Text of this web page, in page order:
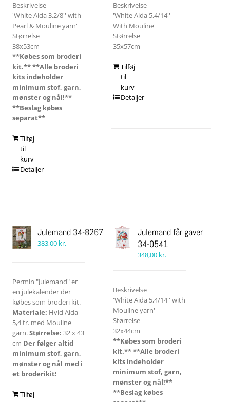
Beskrivelse
'White Aida 3,2/8'' with
Pearl & Mouline yarn'
Størrelse
38x53cm
**Købes som broderi
kit.****Alle broderi
kits indeholder
minimum stof, garn,
mønster og nål!**
**Beslag købes
separat**
Tilføj
til
kurv
Detaljer
Beskrivelse
'White Aida 5,4/14''
With Mouline'
Størrelse
35x57cm
Tilføj
til
kurv
Detaljer
Julemand 34-8267
383,00 kr.
Permin "Julemand" er
en julekalender der
købes som broderi kit.
Materiale: Hvid Aida
5,4 tr. med Mouline
garn.Størrelse: 32 x 43
cm Der følger altid
minimum stof, garn,
mønster og nål med i
et broderikit!
Tilføj
Julemand får gaver
34-0541
348,00 kr.
Beskrivelse
'White Aida 5,4/14'' with
Mouline yarn'
Størrelse
32x44cm
**Købes som broderi
kit.****Alle broderi
kits indeholder
minimum stof, garn,
mønster og nål!**
**Beslag købes